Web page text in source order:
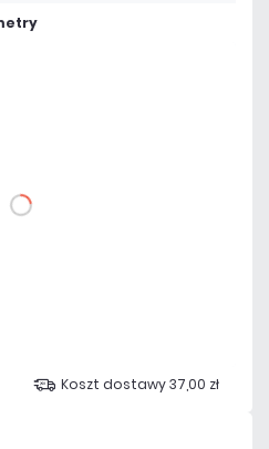
KOSZYKA
Koszt dostawy 37,00 zł